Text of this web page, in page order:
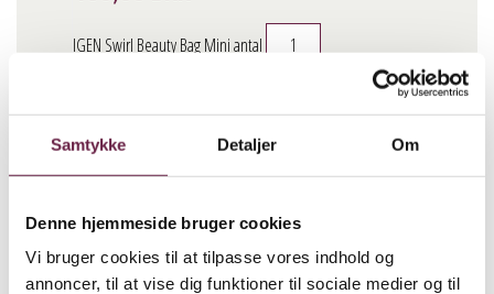
Samtykke Detaljer Om
Denne hjemmeside bruger cookies
Vi bruger cookies til at tilpasse vores indhold og
annoncer, til at vise dig funktioner til sociale medier og til
IGEN Swirl Beauty Bag Mini antal
Beskrivelse
produceret i 100% genanvendt polyester. Kommer i et
quiltet swirl mønster, og perfekt til at have med på farten.